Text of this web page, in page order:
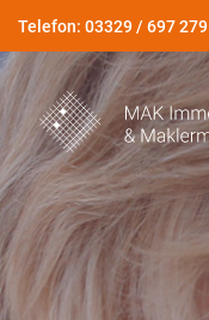
Telefon: 03329 / 697 279